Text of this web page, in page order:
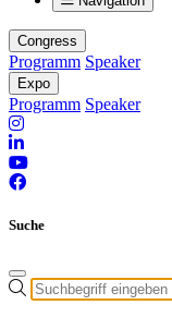
Congress
Programm Speaker
Expo
Programm Speaker
Suche